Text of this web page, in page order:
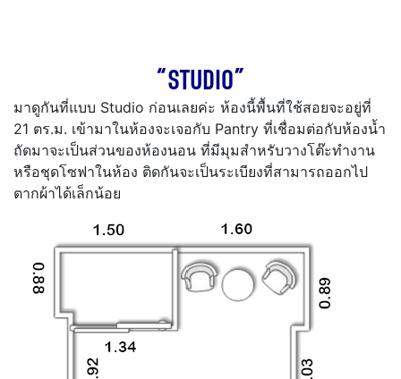
“STUDIO”
มาดูกันที่แบบ Studio ก่อนเลยค่ะ ห้องนี้พื้นที่ใช้สอยจะอยู่ที่
21 ตร.ม. เข้ามาในห้องจะเจอกับ Pantry ที่เชื่อมต่อกับห้องน้ำ
ถัดมาจะเป็นส่วนของห้องนอน ที่มีมุมสำหรับวางโต๊ะทำงาน
หรือชุดโซฟาในห้อง ติดกันจะเป็นระเบียงที่สามารถออกไป
ตากผ้าได้เล็กน้อย